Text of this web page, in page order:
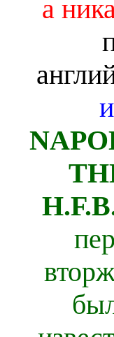
а